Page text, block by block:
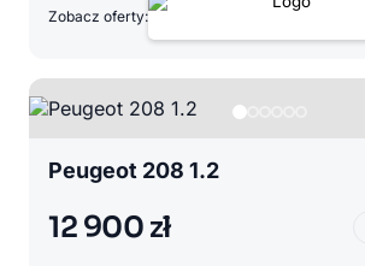
Zobacz oferty:
Peugeot 208 1.2
12 900 zł